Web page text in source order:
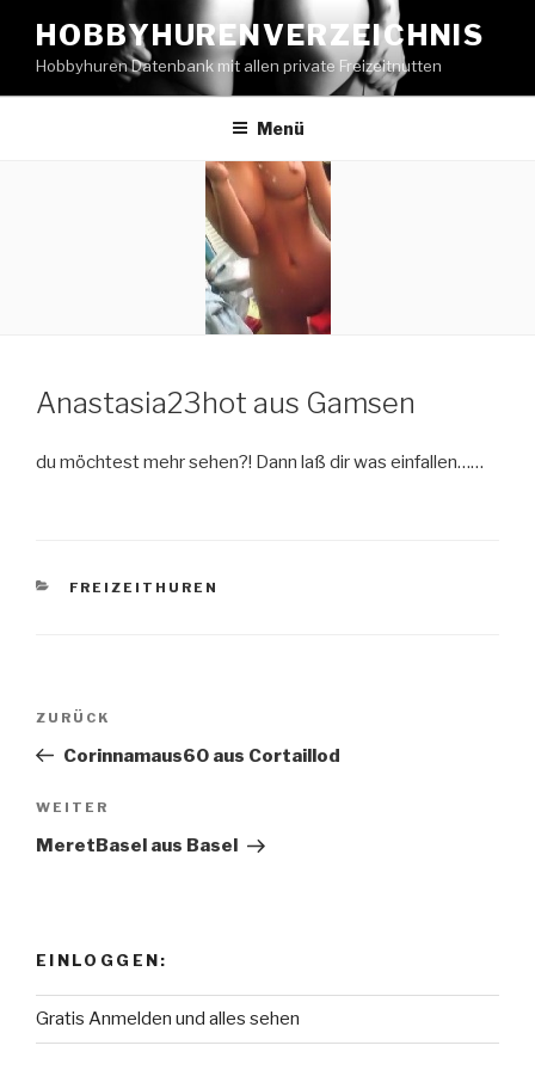
Inhalt
springen
HOBBYHURENVERZEICHNIS
Hobbyhuren Datenbank mit allen private Freizeitnutten
Menü
Anastasia23hot aus Gamsen
du möchtest mehr sehen?! Dann laß dir was einfallen……
KATEGORIEN
FREIZEITHUREN
Beitragsnavigation
Vorheriger
Beitrag
ZURÜCK
Corinnamaus60 aus Cortaillod
Nächster
Beitrag
WEITER
MeretBasel aus Basel
EINLOGGEN:
Gratis Anmelden und alles sehen